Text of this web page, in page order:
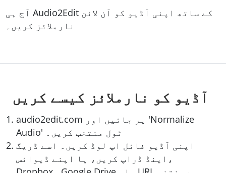
آج ہی Audio2Edit کے ساتھ اپنی آڈیو کو آن لائن
نارملائز کریں۔
آڈیو کو نارملائز کیسے کریں
audio2edit.com پر جائیں اور 'Normalize
Audio' ٹول منتخب کریں۔
اپنی آڈیو فائل اپ لوڈ کریں۔ اسے ڈریگ
اینڈ ڈراپ کریں، یا اپنے ڈیوائس،